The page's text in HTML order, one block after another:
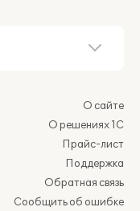
О сайте
О решениях 1С
Прайс-лист
Поддержка
Обратная связь
Сообщить об ошибке